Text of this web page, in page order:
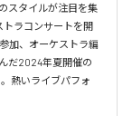
スタイルが注目を集
ラコンサートを開
加、オーケストラ編
だ2024年夏開催の
熱いライブパフォ